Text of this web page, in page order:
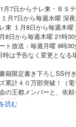
月7日からテレ東・ＢＳ
月7日から毎週水曜 深
東 １月8日から毎週木曜
8日から毎週木曜 21時30
ート放送：毎週月曜 9時
時は予告なく変更となる
籍限定書き下ろしSS付
累計４０万部突破！（電
の王都メンバーと、依頼
世界冒険ファンタジー第
読む
い迷宮で子どもになってし
イペースに依頼をこなす
ルはアスタルニア王族の
識を取得することだった
賑やかな新キャラたちも
すすめ。8【電子限定
東・ＢＳテレ東・AT-Xほ
／毎週水曜 15時30分～） ※
らすじ】 南国アスタルニアを満喫中のリゼル
やかな祭り・船上祭が開
。 そんないつもの休暇……
どもの姿になってしまう！
すすめ。9【電子書籍